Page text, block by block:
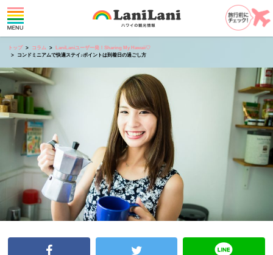
トップ コラム
LaniLaniユーザー発！Sharing My Hawaii♡
コンドミニアムで快適ステイ♪ポイントは到着日の過ごし方